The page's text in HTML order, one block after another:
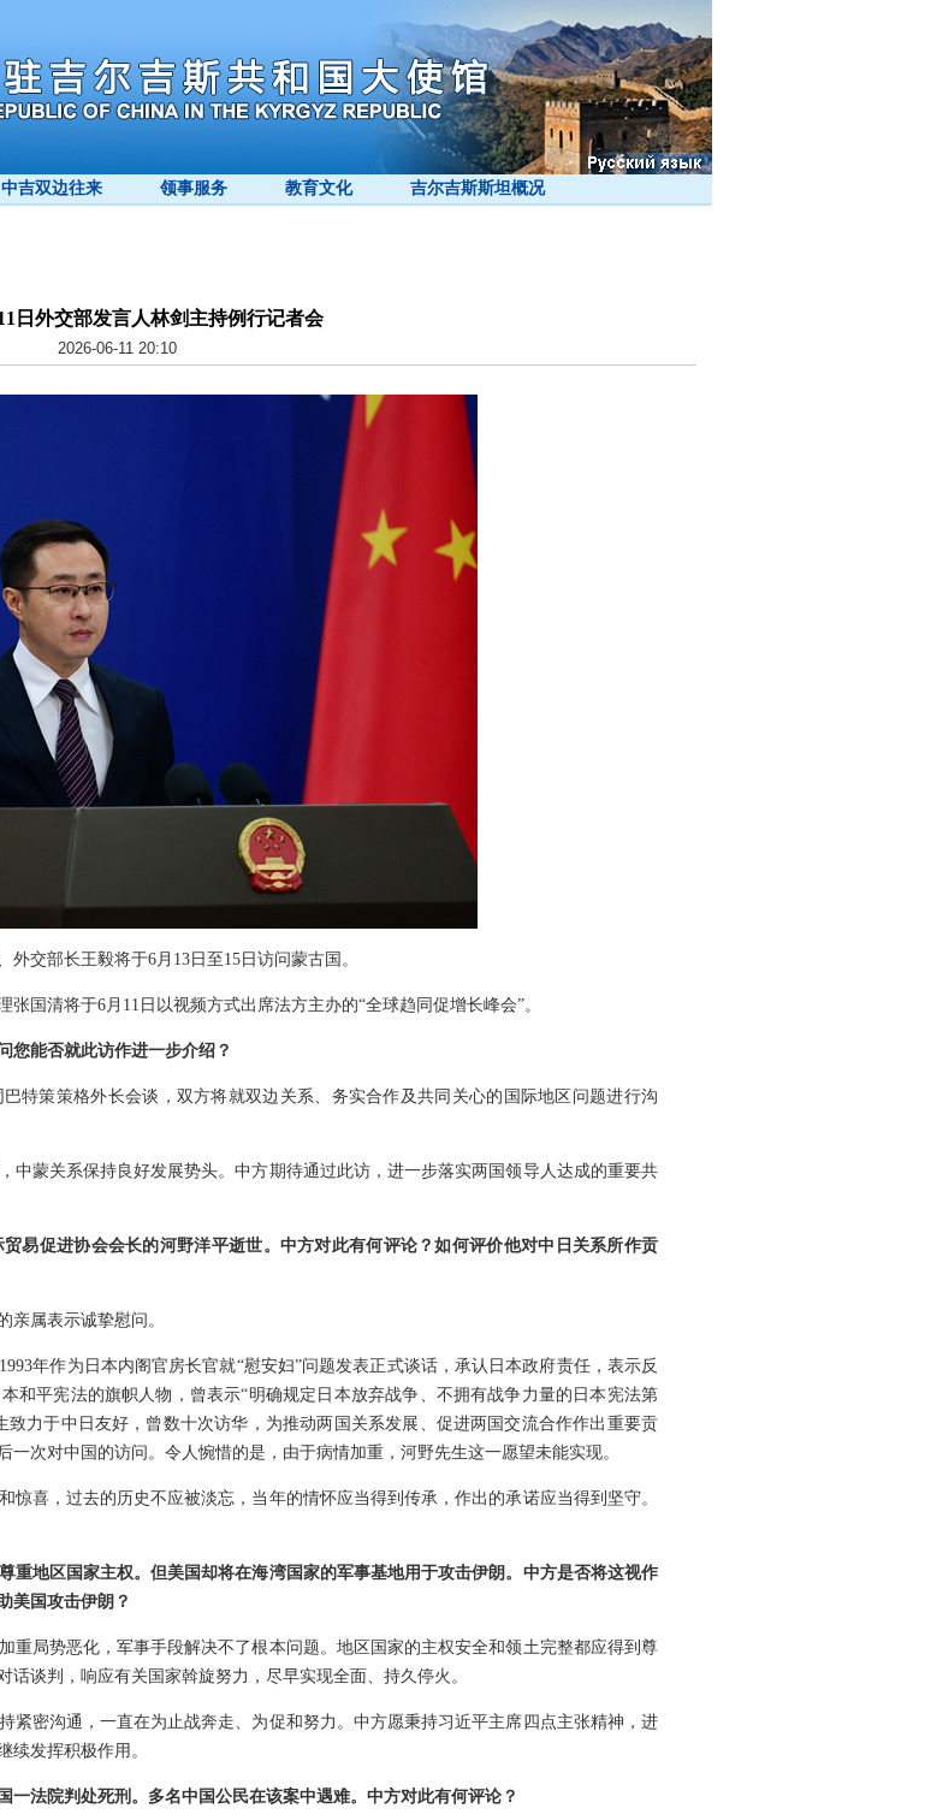
中吉双边往来 领事服务 教育文化 吉尔吉斯斯坦概况
日外交部发言人林剑主持例行记者会
2026-06-11 20:10
交部长王毅将于6月13日至15日访问蒙古国。
国清将于6月11日以视频方式出席法方主办的“全球趋同促增长峰会”。
您能否就此访作进一步介绍？
特策策格外长会谈，双方将就双边关系、务实合作及共同关心的国际地区问题进行沟
中蒙关系保持良好发展势头。中方期待通过此访，进一步落实两国领导人达成的重要共
易促进协会会长的河野洋平逝世。中方对此有何评论？如何评价他对中日关系所作贡
亲属表示诚挚慰问。
年作为日本内阁官房长官就“慰安妇”问题发表正式谈话，承认日本政府责任，表示反
和平宪法的旗帜人物，曾表示“明确规定日本放弃战争、不拥有战争力量的日本宪法第
力于中日友好，曾数十次访华，为推动两国关系发展、促进两国交流合作作出重要贡
次对中国的访问。令人惋惜的是，由于病情加重，河野先生这一愿望未能实现。
喜，过去的历史不应被淡忘，当年的情怀应当得到传承，作出的承诺应当得到坚守。
重地区国家主权。但美国却将在海湾国家的军事基地用于攻击伊朗。中方是否将这视作
美国攻击伊朗？
重局势恶化，军事手段解决不了根本问题。地区国家的主权安全和领土完整都应得到尊
谈判，响应有关国家斡旋努力，尽早实现全面、持久停火。
紧密沟通，一直在为止战奔走、为促和努力。中方愿秉持习近平主席四点主张精神，进
续发挥积极作用。
一法院判处死刑。多名中国公民在该案中遇难。中方对此有何评论？